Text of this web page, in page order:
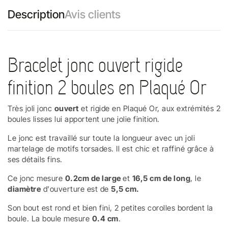
DescriptionAvis clients
Bracelet jonc ouvert rigide
finition 2 boules en Plaqué Or
Très joli jonc ouvert et rigide en Plaqué Or, aux extrémités 2
boules lisses lui apportent une jolie finition.
Le jonc est travaillé sur toute la longueur avec un joli
martelage de motifs torsades. Il est chic et raffiné grâce à
ses détails fins.
Ce jonc mesure 0.2cm de large et 16,5 cm de long, le
diamètre d'ouverture est de 5,5 cm.
Son bout est rond et bien fini, 2 petites corolles bordent la
boule. La boule mesure 0.4 cm.